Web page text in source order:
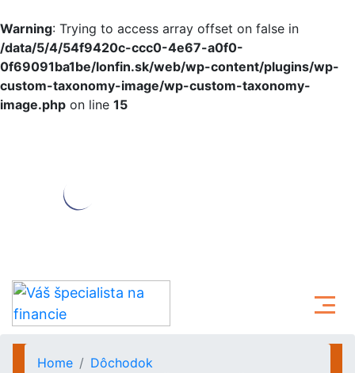
Warning: Trying to access array offset on false in
/data/5/4/54f9420c-ccc0-4e67-a0f0-
0f69091ba1be/lonfin.sk/web/wp-content/plugins/wp-
custom-taxonomy-image/wp-custom-taxonomy-
image.php on line 15
Home
Dôchodok